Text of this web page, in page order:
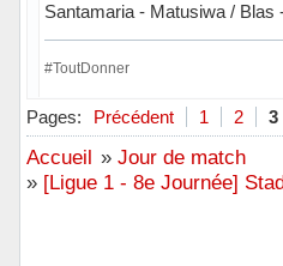
Santamaria - Matusiwa / Blas
#ToutDonner
Hors ligne
Pages: Précédent 1 2 3
Accueil » Jour de match
» [Ligue 1 - 8e Journée]